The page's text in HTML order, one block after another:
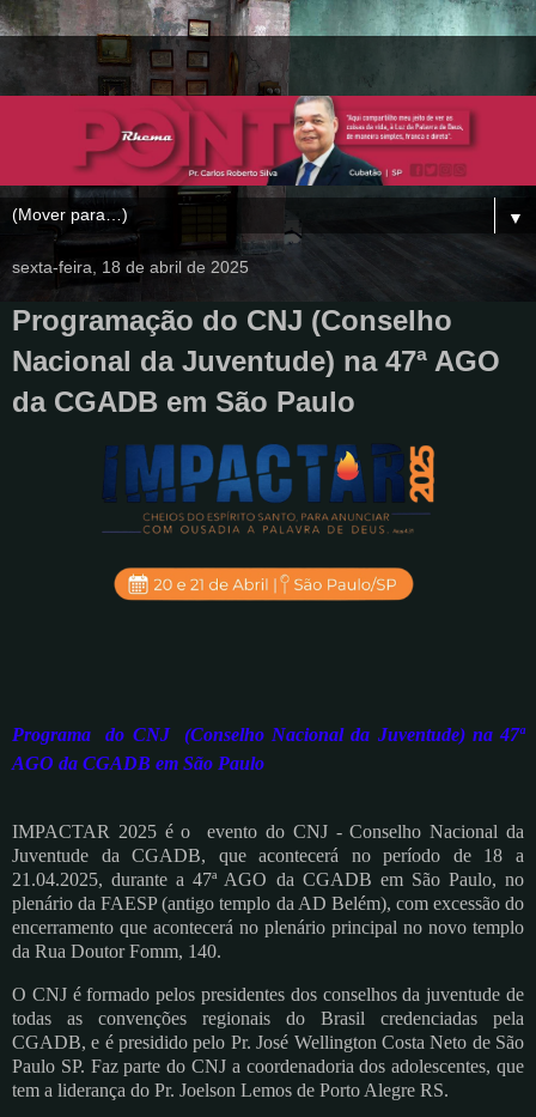
▼
sexta-feira, 18 de abril de 2025
Programação do CNJ (Conselho
Nacional da Juventude) na 47ª AGO
da CGADB em São Paulo
Programa do CNJ (Conselho Nacional da Juventude) na 47ª
AGO da CGADB em São Paulo
IMPACTAR 2025 é o evento do CNJ - Conselho Nacional da
Juventude da CGADB, que acontecerá no período de 18 a
21.04.2025, durante a47ª AGO da CGADB em São Paulo, no
plenário da FAESP (antigo templo da AD Belém), com excessão do
encerramento que acontecerá no plenário principal no novo templo
da Rua Doutor Fomm, 140.
O CNJ é formado pelos presidentes dos conselhos da juventude de
todas as convenções regionais do Brasil credenciadas pela
CGADB, e é presidido pelo Pr. José Wellington Costa Neto de São
Paulo SP. Faz parte do CNJ a coordenadoria dos adolescentes, que
tem a liderança do Pr. Joelson Lemos de Porto Alegre RS.